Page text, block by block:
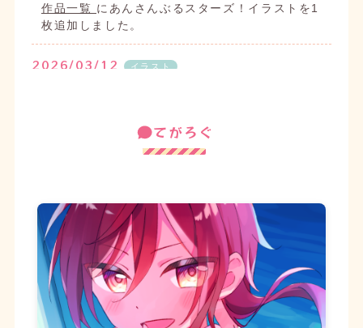
作品一覧 にあんさんぶるスターズ！イラストを1
枚追加しました。
2026/03/12 イラスト
2026/03/01 ブログ
【質問回答】あんスタ各ユニットの好きな子をひ
とりずつ語りたい
を投稿しました。
2026/02/28
作品一覧にオリジナルイラストを1枚追加しまし
てがろぐ